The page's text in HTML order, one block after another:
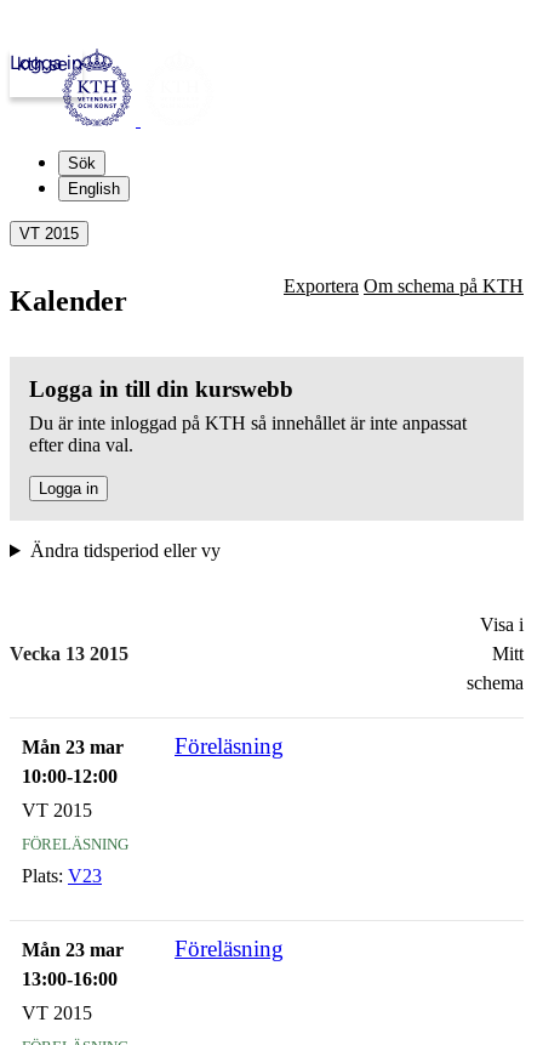
kth.se
Logga in
Sök
English
VT 2015
Kalender Exportera Om schema på KTH
Logga in till din kurswebb
Du är inte inloggad på KTH så innehållet är inte anpassat
efter dina val.
Logga in
Ändra tidsperiod eller vy
Vecka 13 2015
Visa i
Mitt
schema
Mån 23 mar
10:00-12:00
Föreläsning
VT 2015
föreläsning
Plats: V23
Mån 23 mar
13:00-16:00
Föreläsning
VT 2015